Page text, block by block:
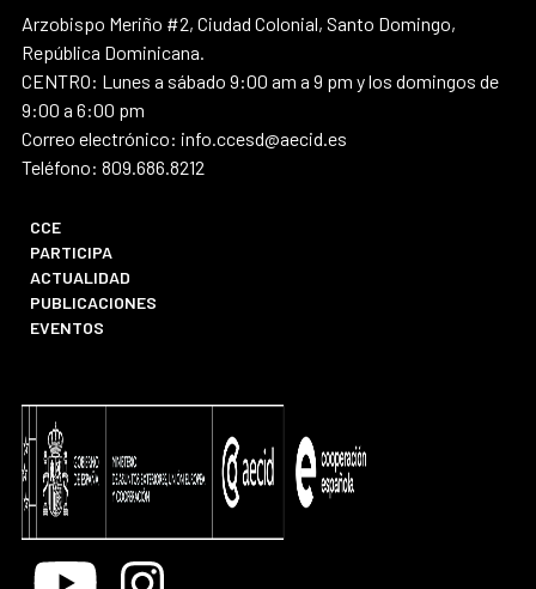
Arzobispo Meriño #2, Ciudad Colonial, Santo Domingo,
República Dominicana.
CENTRO: Lunes a sábado 9:00 am a 9 pm y los domingos de
9:00 a 6:00 pm
Correo electrónico: info.ccesd@aecid.es
Teléfono: 809.686.8212
CCE
PARTICIPA
ACTUALIDAD
PUBLICACIONES
EVENTOS
Youtube Instagram